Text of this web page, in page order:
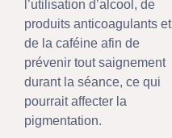
l’utilisation d’alcool, de
produits anticoagulants et
de la caféine afin de
prévenir tout saignement
durant la séance, ce qui
pourrait affecter la
pigmentation.